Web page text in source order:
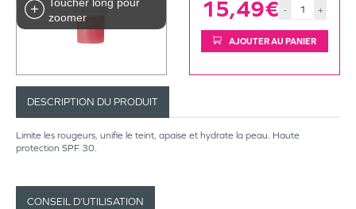
zoomer
15,49€ - +
AJOUTER AU PANIER
DESCRIPTION DU PRODUIT
Limite les rougeurs, unifie le teint, apaise et hydrate la peau. Haute
protection SPF 30.
CONSEIL D’UTILISATION